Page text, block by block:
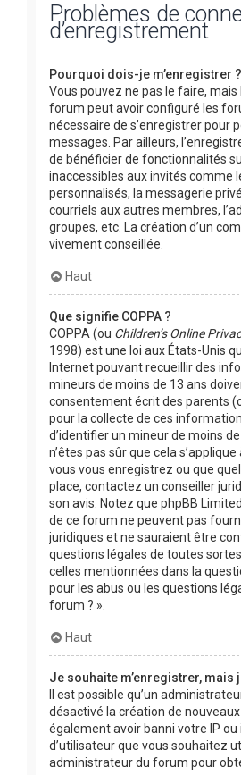
Problèmes de
d’enregistrement
Pourquoi dois-je m’enregistrer ?
Vous pouvez ne pas le faire, mais
forum peut avoir configuré les
nécessaire de s’enregistrer pour
messages. Par ailleurs,
de bénéficier de fonctionnalités
inaccessibles aux invités comme
personnalisés, la messagerie
courriels aux autres membres,
groupes, etc. La création d’un
vivement conseillée.
Haut
Que signifie COPPA ?
COPPA (ou Children’s Online
1998) est une loi aux États-Unis
Internet pouvant recueillir des
mineurs de moins de 13 ans
consentement écrit des parents
pour la collecte de ces
d’identifier un mineur de moins
n’êtes pas sûr que cela
vous vous enregistrez ou que
place, contactez un conseiller
son avis. Notez que phpBB
de ce forum ne peuvent pas
juridiques et ne sauraient être
questions légales de toutes
celles mentionnées dans la
pour les abus ou les questions
forum ? ».
Haut
Je souhaite m’enregistrer, mais
Il est possible qu’un
désactivé la création de
également avoir banni votre IP
d’utilisateur que vous souhaitez
administrateur du forum pour